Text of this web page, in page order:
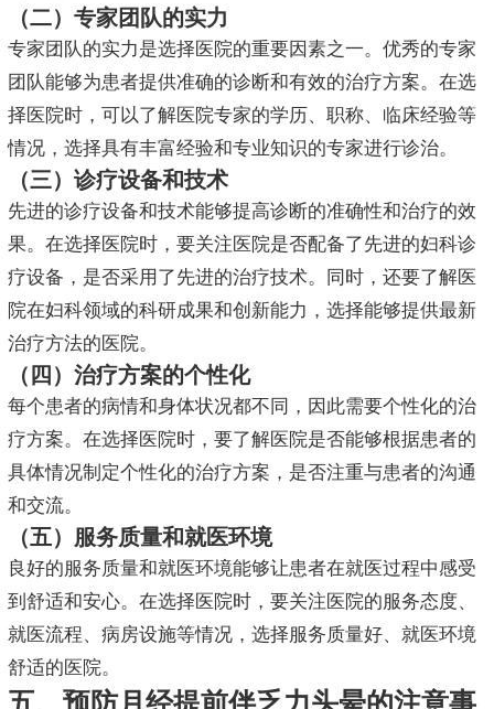
（二）专家团队的实力
专家团队的实力是选择医院的重要因素之一。优秀的专家
团队能够为患者提供准确的诊断和有效的治疗方案。在选
择医院时，可以了解医院专家的学历、职称、临床经验等
情况，选择具有丰富经验和专业知识的专家进行诊治。
（三）诊疗设备和技术
先进的诊疗设备和技术能够提高诊断的准确性和治疗的效
果。在选择医院时，要关注医院是否配备了先进的妇科诊
疗设备，是否采用了先进的治疗技术。同时，还要了解医
院在妇科领域的科研成果和创新能力，选择能够提供最新
治疗方法的医院。
（四）治疗方案的个性化
每个患者的病情和身体状况都不同，因此需要个性化的治
疗方案。在选择医院时，要了解医院是否能够根据患者的
具体情况制定个性化的治疗方案，是否注重与患者的沟通
和交流。
（五）服务质量和就医环境
良好的服务质量和就医环境能够让患者在就医过程中感受
到舒适和安心。在选择医院时，要关注医院的服务态度、
就医流程、病房设施等情况，选择服务质量好、就医环境
舒适的医院。
五、预防月经提前伴乏力头晕的注意事